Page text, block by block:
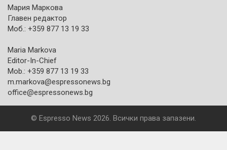
Мария Маркова
Главен редактор
Моб.: +359 877 13 19 33
Maria Markova
Editor-In-Chief
Mob.: +359 877 13 19 33
m.markova@espressonews.bg
office@espressonews.bg
© Espresso News 2026. Всички права запазени.